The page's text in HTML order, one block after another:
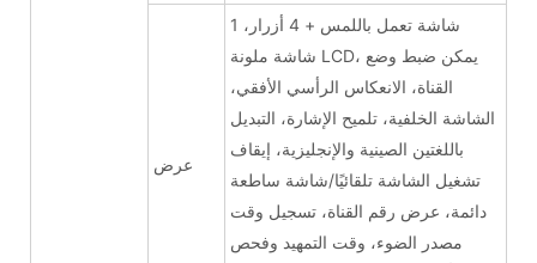
عرض
1 شاشة تعمل باللمس + 4 أزرار،
شاشة ملونة LCD، يمكن ضبط وضع
القناة، الانعكاس الرأسي الأفقي،
الشاشة الخلفية، تلميح الإشارة، التبديل
باللغتين الصينية والإنجليزية، إيقاف
تشغيل الشاشة تلقائيًا/شاشة ساطعة
دائمة، عرض رقم القناة، تسجيل وقت
مصدر الضوء، وقت التمهيد وفحص